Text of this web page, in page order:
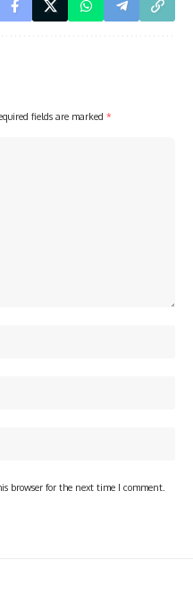
fields are marked *
browser for the next time I comment.